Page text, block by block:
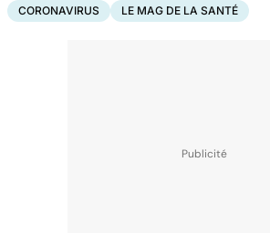
CORONAVIRUS LE MAG DE LA SANTÉ